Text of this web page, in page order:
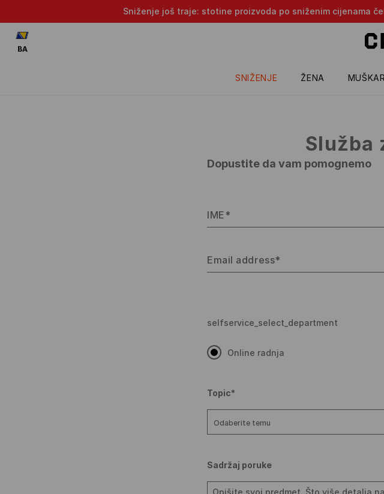
Sniženje još traje: stotine proizvoda po sniženim cijenama
SNIŽENJE ŽENA
BA
Služba
Dopustite da vam pomognemo
IME*
Email address*
selfservice_select_department
Online radnja
Topic*
Odaberite temu
Sadržaj poruke